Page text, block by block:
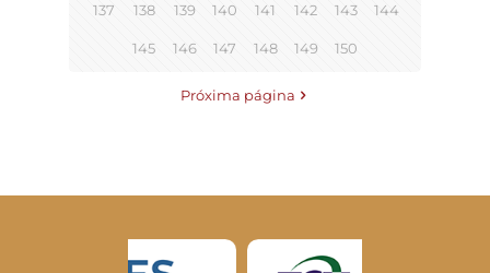
137 138 139 140 141 142 143 144
145 146 147 148 149 150
Próxima página